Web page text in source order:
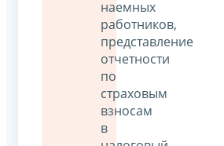
наемных
работников,
представление
отчетности
по
страховым
взносам
в